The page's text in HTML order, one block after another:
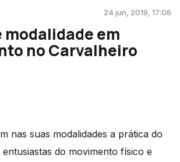
24 jun, 2019, 17:06
em
no Carvalheiro
nas suas modalidades a prática do
do movimento físico e